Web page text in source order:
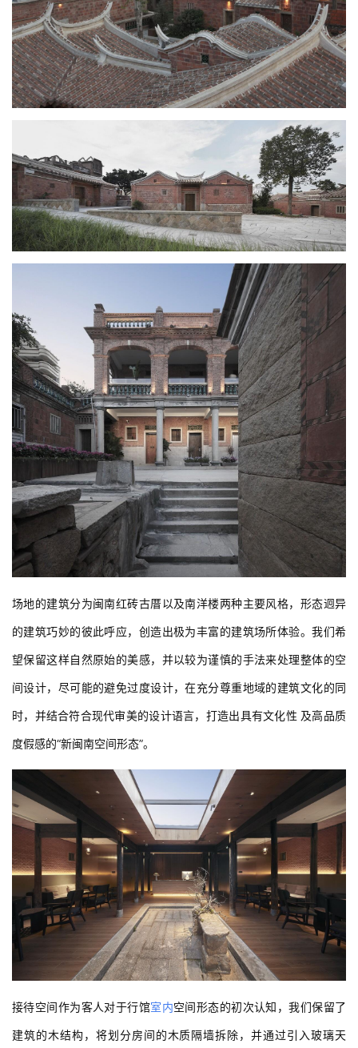
场地的建筑分为闽南红砖古厝以及南洋楼两种主要风格，形态迥异
的建筑巧妙的彼此呼应，创造出极为丰富的建筑场所体验。我们希
望保留这样自然原始的美感，并以较为谨慎的手法来处理整体的空
间设计，尽可能的避免过度设计，在充分尊重地域的建筑文化的同
时，并结合符合现代审美的设计语言，打造出具有文化性 及高品质
度假感的“新闽南空间形态”。
接待空间作为客人对于行馆室内空间形态的初次认知，我们保留了
建筑的木结构，将划分房间的木质隔墙拆除，并通过引入玻璃天